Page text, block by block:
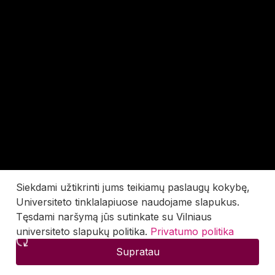
Siekdami užtikrinti jums teikiamų paslaugų kokybę,
Universiteto tinklalapiuose naudojame slapukus.
Tęsdami naršymą jūs sutinkate su Vilniaus
universiteto slapukų politika. Privatumo politika
Supratau